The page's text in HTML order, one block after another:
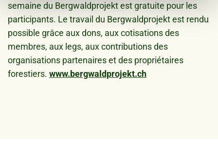
haben oder die sie im Rahmen Ihrer Nutzung der Dienste
gesammelt haben.
semaine du Bergwaldprojekt est gratuite pour les
participants. Le travail du Bergwaldprojekt est rendu
possible grâce aux dons, aux cotisations des
membres, aux legs, aux contributions des
organisations partenaires et des propriétaires
forestiers. www.bergwaldprojekt.ch